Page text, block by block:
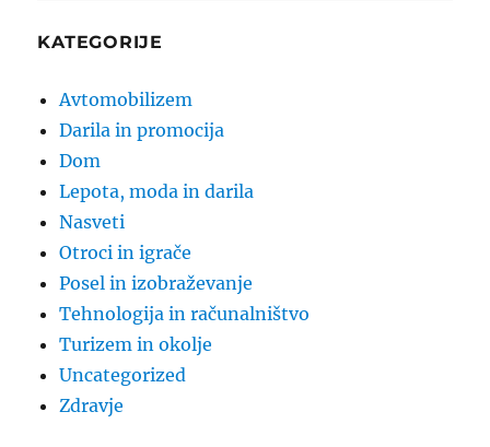
KATEGORIJE
Avtomobilizem
Darila in promocija
Dom
Lepota, moda in darila
Nasveti
Otroci in igrače
Posel in izobraževanje
Tehnologija in računalništvo
Turizem in okolje
Uncategorized
Zdravje